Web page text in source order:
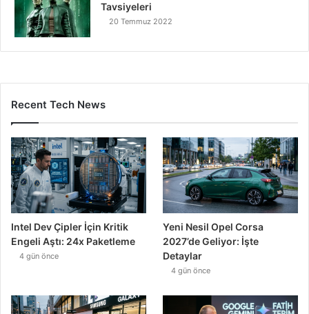
Tavsiyeleri
20 Temmuz 2022
Recent Tech News
Intel Dev Çipler İçin Kritik
Engeli Aştı: 24x Paketleme
4 gün önce
Yeni Nesil Opel Corsa
2027’de Geliyor: İşte
Detaylar
4 gün önce